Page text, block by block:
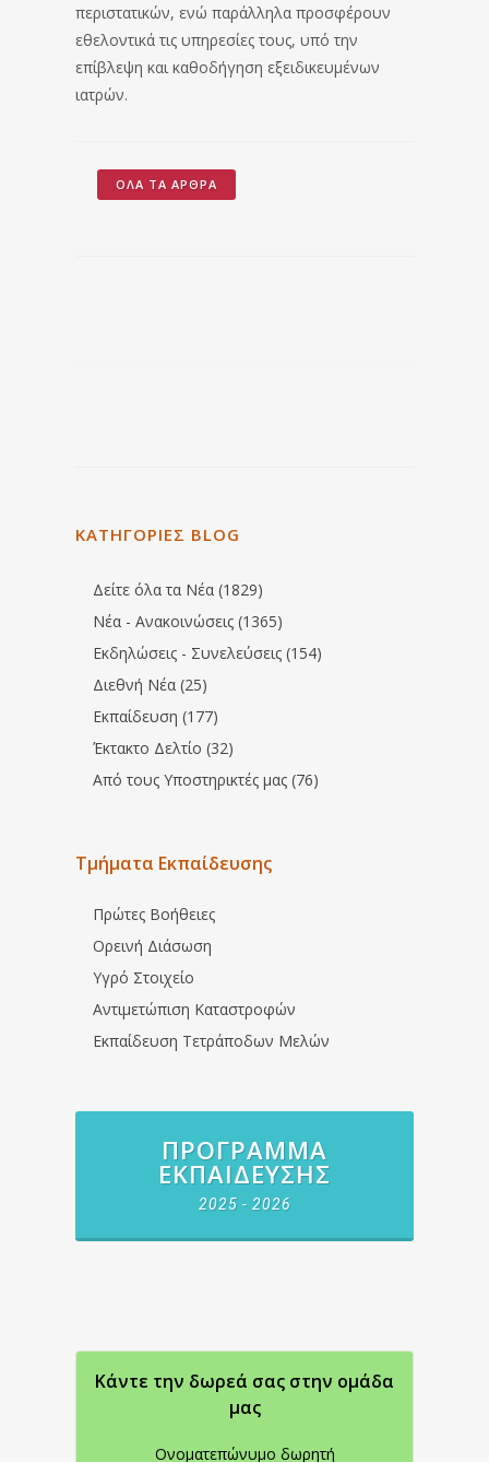
περιστατικών, ενώ παράλληλα προσφέρουν
εθελοντικά τις υπηρεσίες τους, υπό την
επίβλεψη και καθοδήγηση εξειδικευμένων
ιατρών.
ΌΛΑ ΤΑ ΆΡΘΡΑ
ΚΑΤΗΓΟΡΙΕΣ BLOG
Δείτε όλα τα Νέα (1829)
Νέα - Ανακοινώσεις (1365)
Εκδηλώσεις - Συνελεύσεις (154)
Διεθνή Νέα (25)
Εκπαίδευση (177)
Έκτακτο Δελτίο (32)
Από τους Υποστηρικτές μας (76)
Τμήματα Εκπαίδευσης
Πρώτες Βοήθειες
Ορεινή Διάσωση
Υγρό Στοιχείο
Αντιμετώπιση Καταστροφών
Εκπαίδευση Τετράποδων Μελών
ΠΡΌΓΡΑΜΜΑ
ΕΚΠΑΊΔΕΥΣΗΣ
2025 - 2026
Κάντε την δωρεά σας στην oμάδα
μας
Ονοματεπώνυμο δωρητή